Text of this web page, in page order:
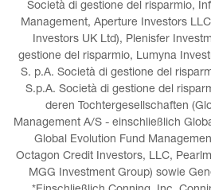
Società di gestione del risparmio,
Management, Aperture Investors
Investors UK Ltd), Plenisfer
gestione del risparmio, Lumyna
S. p.A. Società di gestione del
S.p.A. Società di gestione del
deren Tochtergesellschaften
Management A/S - einschließlich
Global Evolution Fund
Octagon Credit Investors, LLC,
MGG Investment Group) sowie